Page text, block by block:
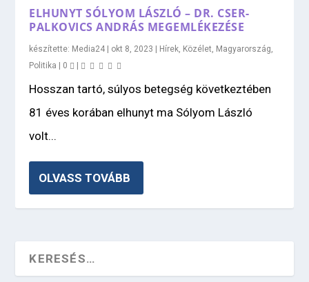
ELHUNYT SÓLYOM LÁSZLÓ – DR. CSER-
PALKOVICS ANDRÁS MEGEMLÉKEZÉSE
készítette: Media24 | okt 8, 2023 | Hírek Közélet Magyarország
Politika | 0 |
Hosszan tartó, súlyos betegség következtében
81 éves korában elhunyt ma Sólyom László
volt...
OLVASS TOVÁBB